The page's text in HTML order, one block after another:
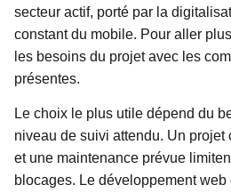
secteur actif, porté par la
constant du mobile. Pour aller
les besoins du projet avec les
présentes.
Le choix le plus utile dépend du
niveau de suivi attendu. Un projet
et une maintenance prévue
blocages. Le développement